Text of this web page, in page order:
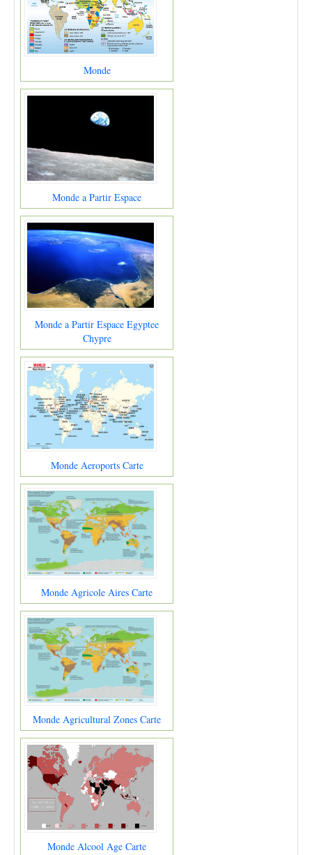
Monde
Monde a Partir Espace
Monde a Partir Espace Egyptee
Chypre
Monde Aeroports Carte
Monde Agricole Aires Carte
Monde Agricultural Zones Carte
Monde Alcool Age Carte